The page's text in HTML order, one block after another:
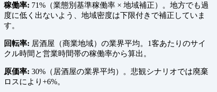
稼働率: 71%（業態別基準稼働率 × 地域補正）。地方でも過
度に低く出ないよう、地域密度は下限付きで補正していま
す。
回転率: 居酒屋（商業地域）の業界平均。1客あたりのサイ
クル時間と営業時間帯の稼働率から算出。
原価率: 30%（居酒屋の業界平均）。悲観シナリオでは廃棄
ロスにより+6%。